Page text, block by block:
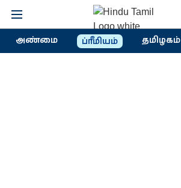
அண்மை ப்ரீமியம் தமிழகம்